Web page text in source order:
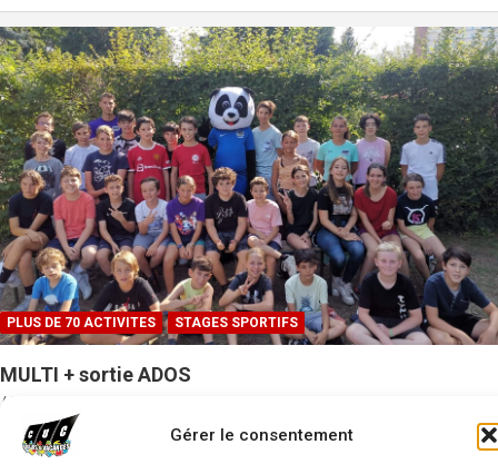
Gérer le consentement
PLUS DE 70 ACTIVITES STAGES SPORTIFS
MULTI + sortie ADOS
CLIQUER SUR L'IMAGE pour accéder au descriptif complet